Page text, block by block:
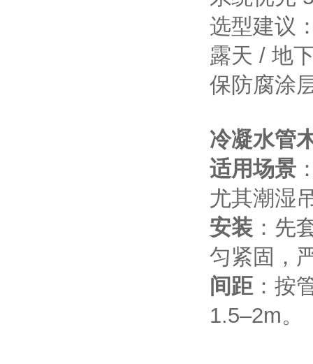
选型建议
露天 / 地
保防腐涂
冷凝水管
适用场景
尤其潮湿
安装 ：先
匀紧固，
间距：按
1.5–2m。